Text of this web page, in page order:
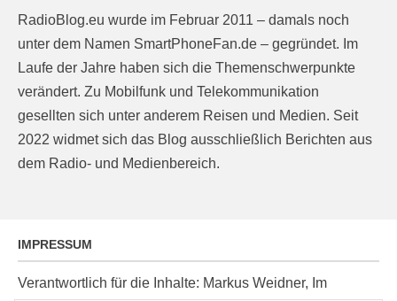
RadioBlog.eu wurde im Februar 2011 – damals noch
unter dem Namen SmartPhoneFan.de – gegründet. Im
Laufe der Jahre haben sich die Themenschwerpunkte
verändert. Zu Mobilfunk und Telekommunikation
gesellten sich unter anderem Reisen und Medien. Seit
2022 widmet sich das Blog ausschließlich Berichten aus
dem Radio- und Medienbereich.
IMPRESSUM
Verantwortlich für die Inhalte: Markus Weidner, Im